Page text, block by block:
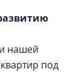
нашей
под